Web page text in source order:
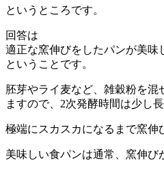
というところです。
回答は
適正な窯伸びをしたパンが美味
ということです。
胚芽やライ麦など、雑穀粉を混
ますので、2次発酵時間は少し長
極端にスカスカになるまで窯伸
美味しい食パンは通常、窯伸び